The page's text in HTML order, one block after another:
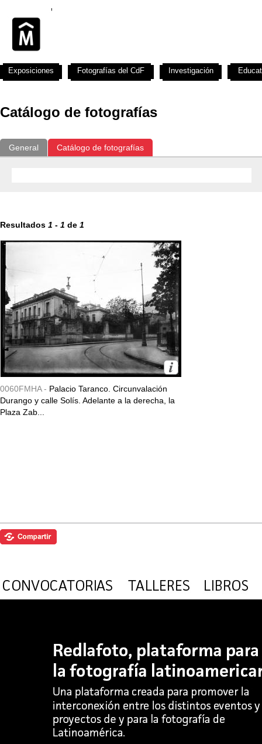
Catálogo de fotografías
General Catálogo de fotografías
Resultados 1 - 1 de 1
0060FMHA - Palacio Taranco. Circunvalación
Durango y calle Solís. Adelante a la derecha, la
Plaza Zab...
Exposiciones Fotografías del CdF Investigación